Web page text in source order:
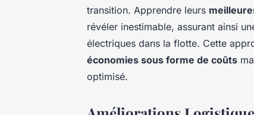
transition. Apprendre leurs
révéler inestimable, assurant ainsi
électriques dans la flotte. Cette
économies sous forme de coûts
optimisé.